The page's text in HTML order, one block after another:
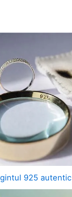
925 autentic